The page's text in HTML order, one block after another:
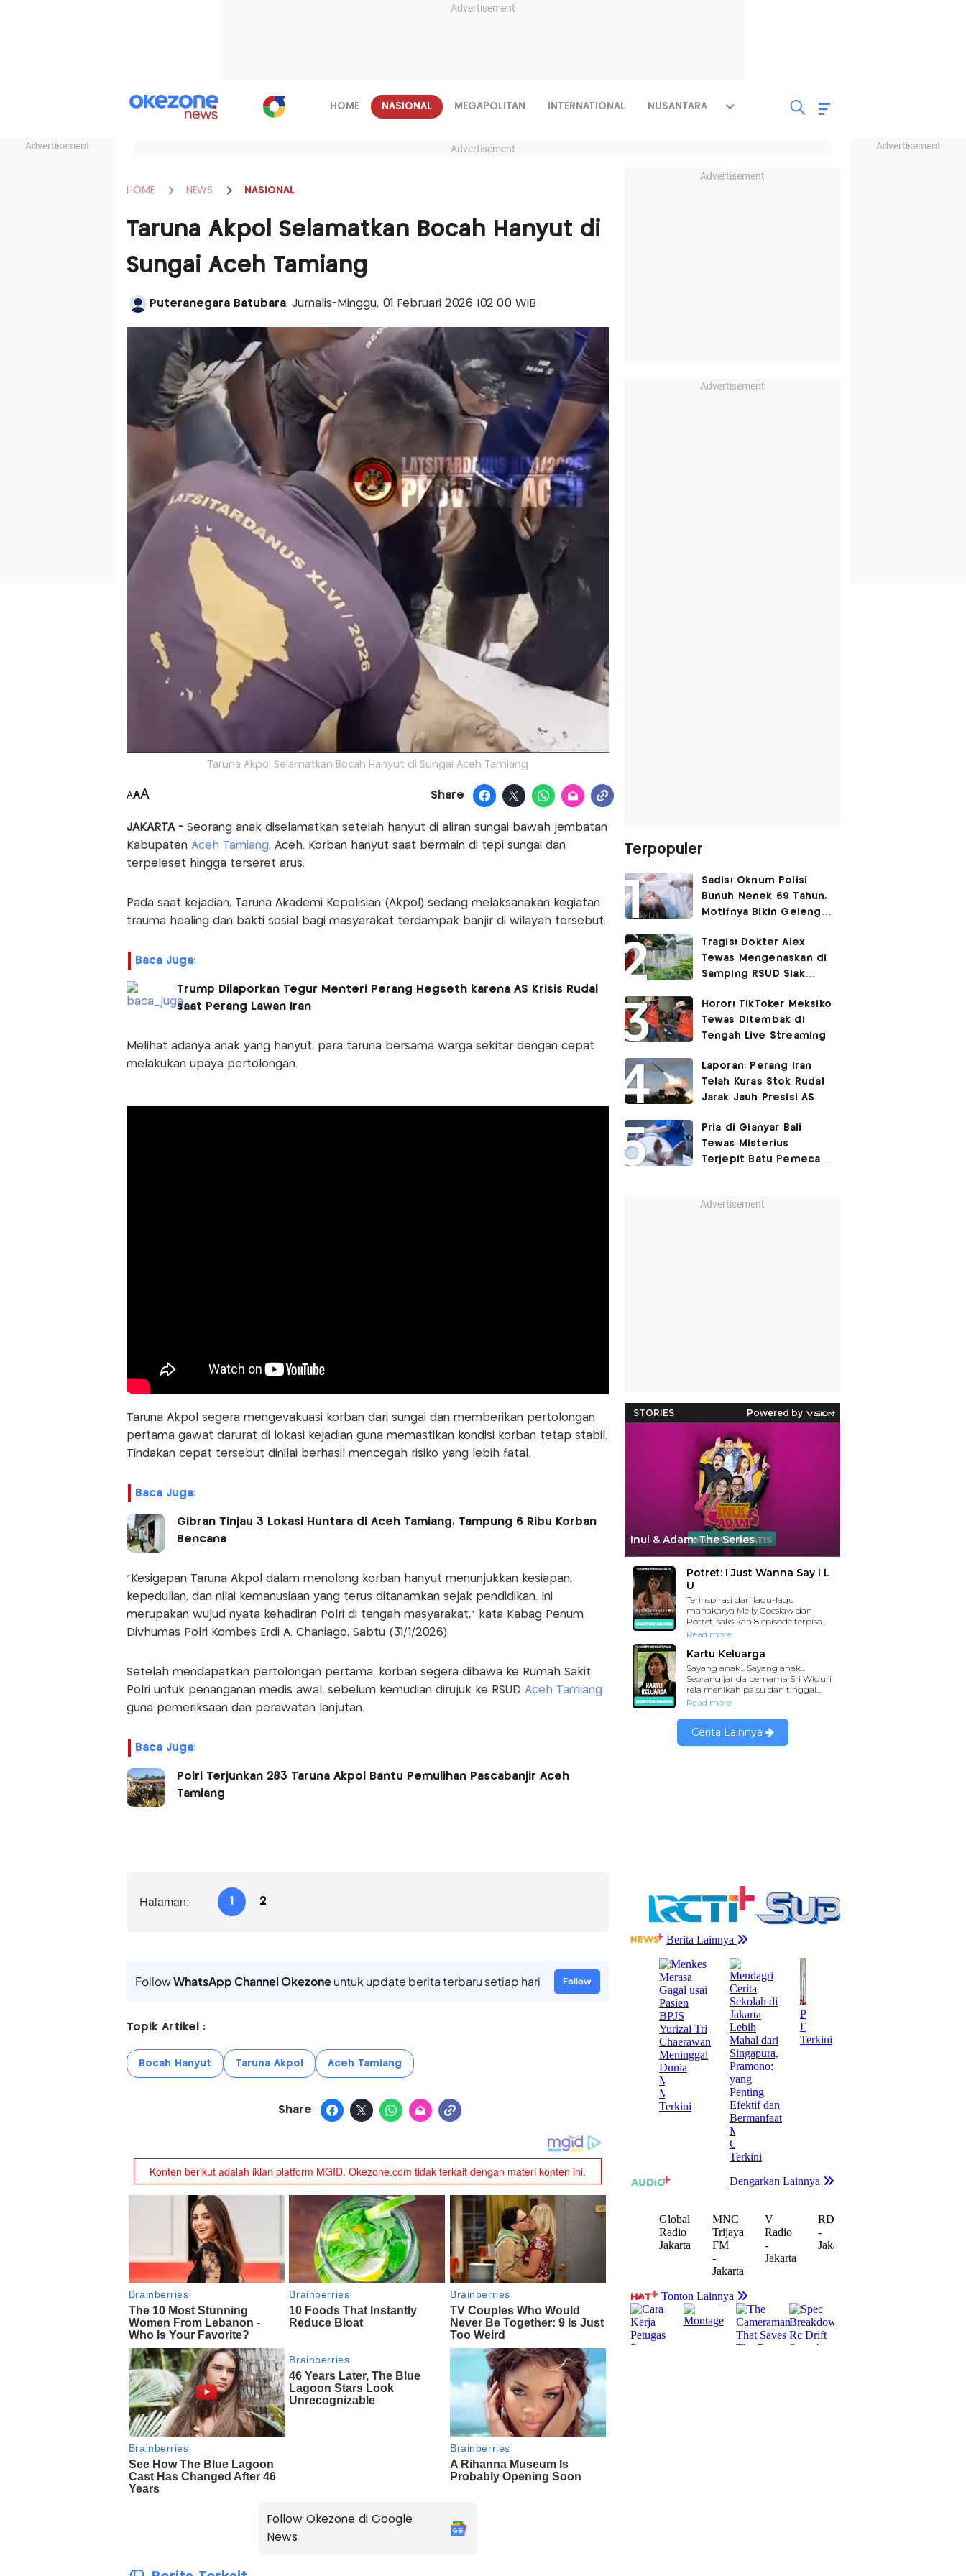
Advertisement
Advertisement Advertisement
HOME NASIONAL MEGAPOLITAN INTERNATIONAL NUSANTARA
Advertisement
HOME NEWS NASIONAL
Taruna Akpol Selamatkan Bocah Hanyut di
Sungai Aceh Tamiang
Puteranegara Batubara, Jurnalis-Minggu, 01 Februari 2026 |02:00 WIB
Taruna Akpol Selamatkan Bocah Hanyut di Sungai Aceh Tamiang
AAA Share
JAKARTA -Seorang anak diselamatkan setelah hanyut di aliran sungai bawah jembatan
Kabupaten Aceh Tamiang, Aceh. Korban hanyut saat bermain di tepi sungai dan
terpeleset hingga terseret arus.
Pada saat kejadian, Taruna Akademi Kepolisian (Akpol) sedang melaksanakan kegiatan
trauma healing dan bakti sosial bagi masyarakat terdampak banjir di wilayah tersebut.
Baca Juga:
Trump Dilaporkan Tegur Menteri Perang Hegseth karena AS Krisis Rudal
saat Perang Lawan Iran
Melihat adanya anak yang hanyut, para taruna bersama warga sekitar dengan cepat
melakukan upaya pertolongan.
Taruna Akpol segera mengevakuasi korban dari sungai dan memberikan pertolongan
pertama gawat darurat di lokasi kejadian guna memastikan kondisi korban tetap stabil.
Tindakan cepat tersebut dinilai berhasil mencegah risiko yang lebih fatal.
Baca Juga:
Gibran Tinjau 3 Lokasi Huntara di Aceh Tamiang, Tampung 6 Ribu Korban
Bencana
“Kesigapan Taruna Akpol dalam menolong korban hanyut menunjukkan kesiapan,
kepedulian, dan nilai kemanusiaan yang terus ditanamkan sejak pendidikan. Ini
merupakan wujud nyata kehadiran Polri di tengah masyarakat,” kata Kabag Penum
Divhumas Polri Kombes Erdi A. Chaniago, Sabtu (31/1/2026).
Setelah mendapatkan pertolongan pertama, korban segera dibawa ke Rumah Sakit
Polri untuk penanganan medis awal, sebelum kemudian dirujuk ke RSUD Aceh Tamiang
guna pemeriksaan dan perawatan lanjutan.
Baca Juga:
Polri Terjunkan 283 Taruna Akpol Bantu Pemulihan Pascabanjir Aceh
Tamiang
Halaman: 1 2
FollowWhatsApp Channel Okezoneuntuk update berita terbaru setiap hari Follow
Topik Artikel :
Bocah Hanyut Taruna Akpol Aceh Tamiang
Share
Follow Okezone di Google
News
Advertisement
Advertisement
Terpopuler
Sadis! Oknum Polisi
Bunuh Nenek 69 Tahun,
Motifnya Bikin Geleng
Tragis! Dokter Alex
Tewas Mengenaskan di
Samping RSUD Siak
Rocuronium
Horor! TikToker Meksiko
Tewas Ditembak di
Tengah Live Streaming
Laporan: Perang Iran
Telah Kuras Stok Rudal
Jarak Jauh Presisi AS
Pria di Gianyar Bali
Tewas Misterius
Terjepit Batu Pemecah
Advertisement